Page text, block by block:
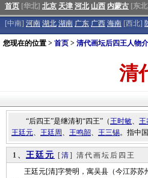
首页 [华北] 北京 天津 河北 山西 内蒙古 [东北]
[中南] 河南 湖北 湖南 广东 广西 海南 [西北]
您现在的位置 > 首页 > 清代画坛后四王人物
清
“后四王”是继清初“四王”（王时敏、 王
王廷元、 王廷周 、 王鸣韶、 王三锡。指中
1、 王廷元 [清] 清代画坛后四王
王廷元[清]字赞明，寓吴县（今江苏苏